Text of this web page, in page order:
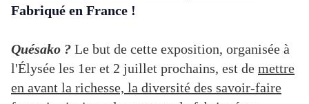
Fabriqué en France !
Quésako ? Le but de cette exposition, organisée à
l'Élysée les 1er et 2 juillet prochains, est de mettre
en avant la richesse, la diversité des savoir-faire